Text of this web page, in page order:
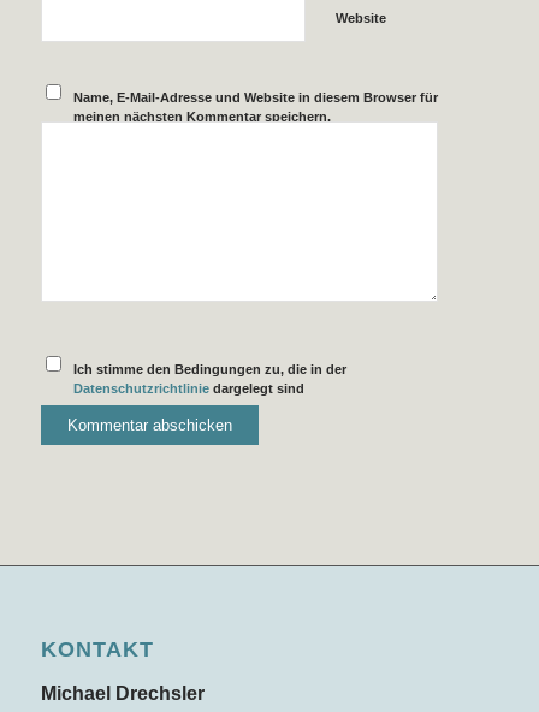
Website
Name, E-Mail-Adresse und Website in diesem Browser für
meinen nächsten Kommentar speichern.
Ich stimme den Bedingungen zu, die in der
Datenschutzrichtlinie dargelegt sind
KONTAKT
Michael Drechsler